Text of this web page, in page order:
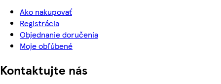
Ako nakupovať
Registrácia
Objednanie doručenia
Moje obľúbené
Kontaktujte nás